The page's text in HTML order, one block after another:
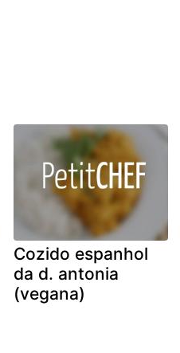
Cozido espanhol
da d. antonia
(vegana)